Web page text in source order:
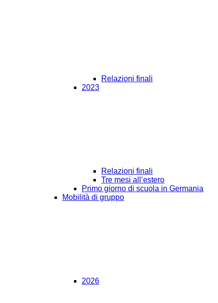
Relazioni finali
2023
Relazioni finali
Tre mesi all’estero
Primo giorno di scuola in Germania
Mobilità di gruppo
2026